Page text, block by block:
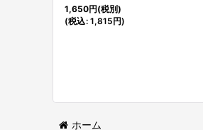
1,650円(税別)
(税込: 1,815円)
ホーム